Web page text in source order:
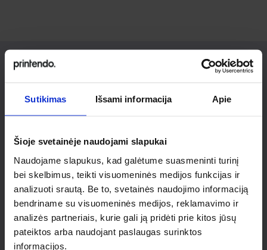
Sutikimas Išsami informacija Apie
Šioje svetainėje naudojami slapukai
Naudojame slapukus, kad galėtume suasmeninti turinį
bei skelbimus, teikti visuomeninės medijos funkcijas ir
analizuoti srautą. Be to, svetainės naudojimo informaciją
bendriname su visuomeninės medijos, reklamavimo ir
analizės partneriais, kurie gali ją pridėti prie kitos jūsų
pateiktos arba naudojant paslaugas surinktos
informacijos.
Ieškai
individualaus
sprendimo?
Susisiek su mumis dėl
nestandartinio produkto aptarimo.
Susisiekti